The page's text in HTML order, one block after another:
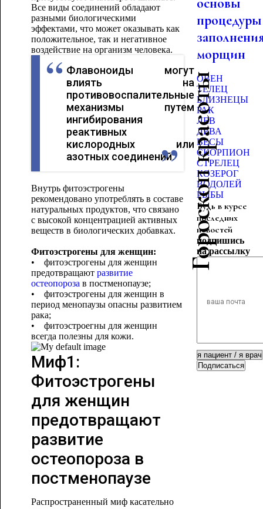
Все виды соединений обладают
разными биологическими
эффектами, что может оказывать как
положительное, так и негативное
воздействие на организм человека.
Флавоноиды могут
влиять на
противовоспалительные
механизмы путем
ингибирования
реактивных
кислородных или
азотных соединений.
Внутрь фитоэстрогены
рекомендовано употреблять в составе
натуральных продуктов, что связано
с высокой концентрацией активных
веществ в биологических добавках.
Фитоэстрогены для женщин:
• фитоэстрогены для женщин
предотвращают развитие
остеопороза в постменопаузе;
• фитоэстрогены для женщин в
период менопаузы опасны развитием
рака;
• фитоэстроегны для женщин
всегда полезны для кожи.
Миф1:
Фитоэстрогены
для женщин
предотвращают
развитие
остеопороза в
постменопаузе
Распространенный миф касательно
процедуры
морщин
Гороскоп красоты
ОВЕН
ТЕЛЕЦ
БЛИЗНЕЦЫ
РАК
ЛЕВ
ДЕВА
ВЕСЫ
СКОРПИОН
СТРЕЛЕЦ
КОЗЕРОГ
ВОДОЛЕЙ
РЫБЫ
Будь в курсе
последних
новостей
подпишись
на рассылку
Подписаться